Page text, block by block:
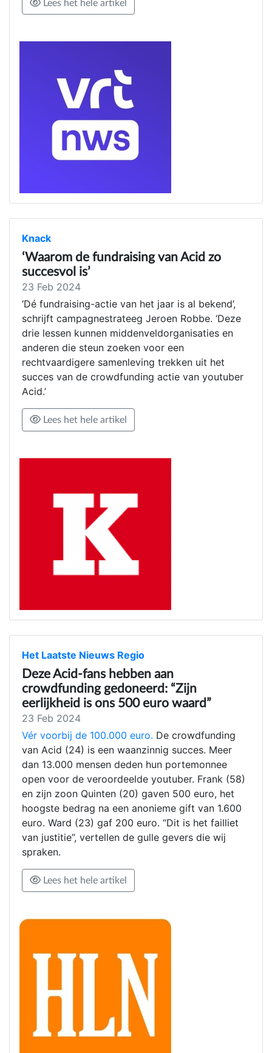
Lees het hele artikel
Knack
‘Waarom de fundraising van Acid zo
succesvol is’
23 Feb 2024
‘Dé fundraising-actie van het jaar is al bekend’,
schrijft campagnestrateeg Jeroen Robbe. ‘Deze
drie lessen kunnen middenveldorganisaties en
anderen die steun zoeken voor een
rechtvaardigere samenleving trekken uit het
succes van de crowdfunding actie van youtuber
Acid.’
Lees het hele artikel
Het Laatste Nieuws Regio
Deze Acid-fans hebben aan
crowdfunding gedoneerd: “Zijn
eerlijkheid is ons 500 euro waard”
23 Feb 2024
Vér voorbij de 100.000 euro. De crowdfunding
van Acid (24) is een waanzinnig succes. Meer
dan 13.000 mensen deden hun portemonnee
open voor de veroordeelde youtuber. Frank (58)
en zijn zoon Quinten (20) gaven 500 euro, het
hoogste bedrag na een anonieme gift van 1.600
euro. Ward (23) gaf 200 euro. “Dit is het failliet
van justitie”, vertellen de gulle gevers die wij
spraken.
Lees het hele artikel